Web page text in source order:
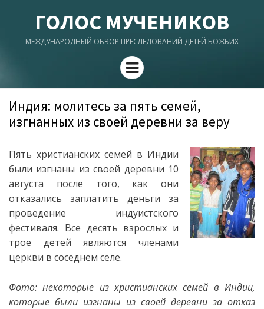
ГОЛОС МУЧЕНИКОВ
МЕЖДУНАРОДНЫЙ ОБЗОР ПРЕСЛЕДОВАНИЙ ДЕТЕЙ БОЖЬИХ
Menu
Индия: молитесь за пять семей,
изгнанных из своей деревни за веру
Пять христианских семей в Индии
были изгнаны из своей деревни 10
августа после того, как они
отказались заплатить деньги за
проведение индуистского
фестиваля. Все десять взрослых и
трое детей являются членами
церкви в соседнем селе.
Фото: некоторые из христианских семей в Индии,
которые были изгнаны из своей деревни за отказ